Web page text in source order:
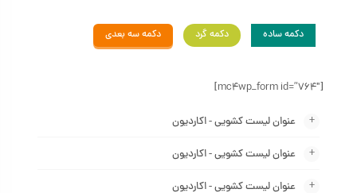
دکمه ساده دکمه گرد دکمه سه بعدی
[mc4wp_form id=”764″]
عنوان لیست کشویی - اکاردیون
عنوان لیست کشویی - اکاردیون
عنوان لیست کشویی - اکاردیون